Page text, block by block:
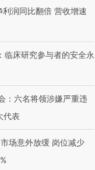
利润同比翻倍 营收增速
临床研究参与者的安全永
：六名将领涉嫌严重违
代表
场意外放缓 岗位减少